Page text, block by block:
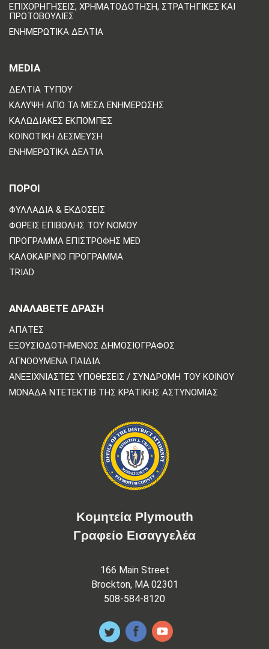
ΕΠΙΧΟΡΗΓΉΣΕΙΣ, ΧΡΗΜΑΤΟΔΌΤΗΣΗ, ΣΤΡΑΤΗΓΙΚΈΣ ΚΑΙ
ΠΡΩΤΟΒΟΥΛΊΕΣ
ΕΝΗΜΕΡΩΤΙΚΆ ΔΕΛΤΊΑ
MEDIA
ΔΕΛΤΊΑ ΤΎΠΟΥ
ΚΆΛΥΨΗ ΑΠΌ ΤΑ ΜΈΣΑ ΕΝΗΜΈΡΩΣΗΣ
ΚΑΛΩΔΙΑΚΈΣ ΕΚΠΟΜΠΈΣ
ΚΟΙΝΟΤΙΚΉ ΔΈΣΜΕΥΣΗ
ΕΝΗΜΕΡΩΤΙΚΆ ΔΕΛΤΊΑ
ΠΟΡΟΙ
ΦΥΛΛΆΔΙΑ & ΕΚΔΌΣΕΙΣ
ΦΟΡΕΊΣ ΕΠΙΒΟΛΉΣ ΤΟΥ ΝΌΜΟΥ
ΠΡΌΓΡΑΜΜΑ ΕΠΙΣΤΡΟΦΉΣ MED
ΚΑΛΟΚΑΙΡΙΝΌ ΠΡΌΓΡΑΜΜΑ
TRIAD
ΑΝΑΛΆΒΕΤΕ ΔΡΆΣΗ
ΑΠΆΤΕΣ
ΕΞΟΥΣΙΟΔΟΤΗΜΈΝΟΣ ΔΗΜΟΣΙΟΓΡΆΦΟΣ
ΑΓΝΟΟΎΜΕΝΑ ΠΑΙΔΙΆ
ΑΝΕΞΙΧΝΊΑΣΤΕΣ ΥΠΟΘΈΣΕΙΣ / ΣΥΝΔΡΟΜΉ ΤΟΥ ΚΟΙΝΟΎ
ΜΟΝΆΔΑ ΝΤΕΤΈΚΤΙΒ ΤΗΣ ΚΡΑΤΙΚΉΣ ΑΣΤΥΝΟΜΊΑΣ
Κομητεία Plymouth
Γραφείο Εισαγγελέα
166 Main Street
Brockton, MA 02301
508-584-8120